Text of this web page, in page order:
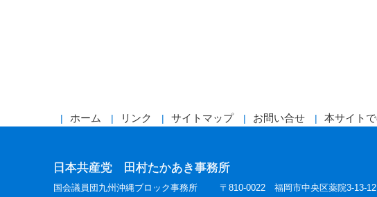
ホーム リンク サイトマップ お問い合せ 本サイト
日本共産党 田村たかあき事務所
国会議員団九州沖縄ブロック事務所 〒810-0022 福岡市中央区薬院3-13-